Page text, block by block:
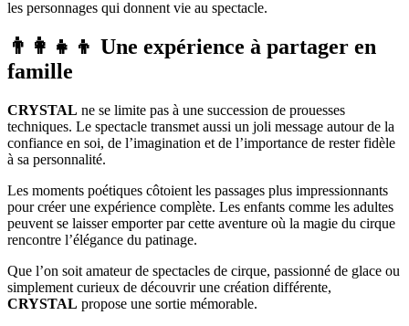
les personnages qui donnent vie au spectacle.
👨‍👩‍👧‍👦 Une expérience à partager en
famille
CRYSTAL ne se limite pas à une succession de prouesses
techniques. Le spectacle transmet aussi un joli message autour de la
confiance en soi, de l’imagination et de l’importance de rester fidèle
à sa personnalité.
Les moments poétiques côtoient les passages plus impressionnants
pour créer une expérience complète. Les enfants comme les adultes
peuvent se laisser emporter par cette aventure où la magie du cirque
rencontre l’élégance du patinage.
Que l’on soit amateur de spectacles de cirque, passionné de glace ou
simplement curieux de découvrir une création différente,
CRYSTAL propose une sortie mémorable.